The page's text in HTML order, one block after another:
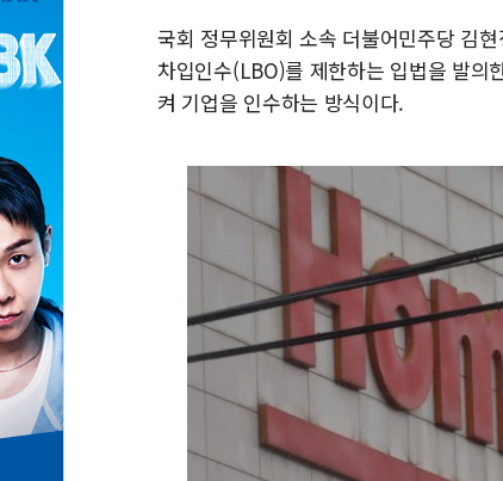
국회 정무위원회 소속 더불어민주당 김
차입인수(LBO)를 제한하는 입법을 발의
켜 기업을 인수하는 방식이다.